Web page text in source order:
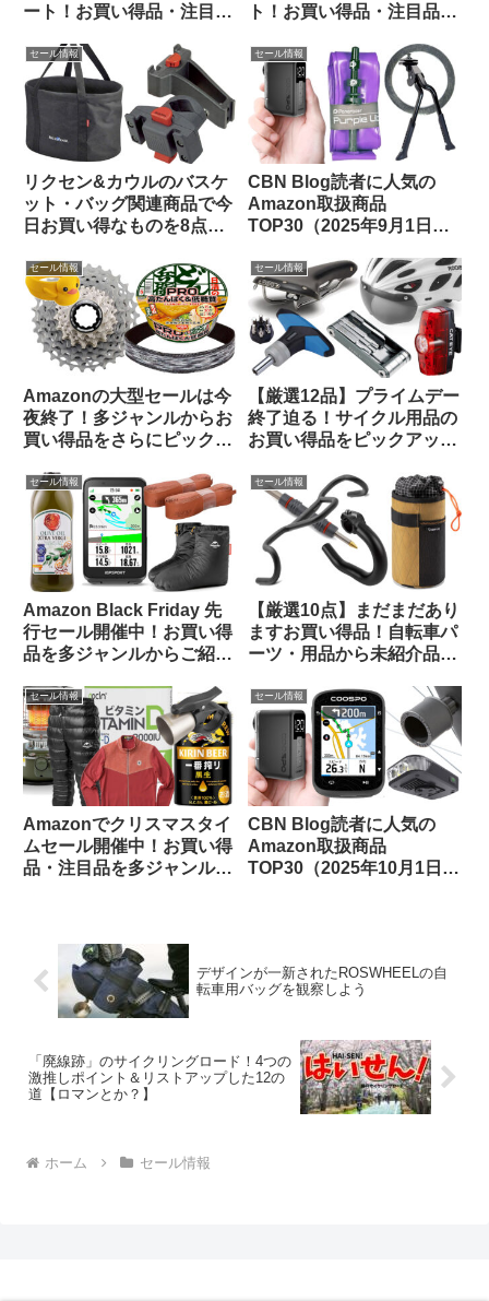
ート！お買い得品・注目品
ップしてご紹介します
ト！お買い得品・注目品を
プしてご紹介します
セール情報
リクセン&カウルのバスケ
ット・バッグ関連商品で今
日お買い得なものを8点ご
セール情報
CBN Blog読者に人気の
Amazon取扱商品
TOP30（2025年9月1日
セール情報
Amazonの大型セールは今
夜終了！多ジャンルからお
買い得品をさらにピックア
セール情報
【厳選12品】プライムデー
終了迫る！サイクル用品の
お買い得品をピックアップ
セール情報
Amazon Black Friday 先
行セール開催中！お買い得
品を多ジャンルからご紹介
日版】
セール情報
【厳選10点】まだまだあり
ますお買い得品！自転車パ
ーツ・用品から未紹介品を
【Amazon プライムデーセ
ール】
セール情報
Amazonでクリスマスタイ
ムセール開催中！お買い得
品・注目品を多ジャンルか
セール情報
CBN Blog読者に人気の
Amazon取扱商品
TOP30（2025年10月1日
デザインが一新されたROSWHEELの自
転車用バッグを観察しよう
「廃線跡」のサイクリングロード！4つの
激推しポイント＆リストアップした12の
道【ロマンとか？】
ホーム セール情報